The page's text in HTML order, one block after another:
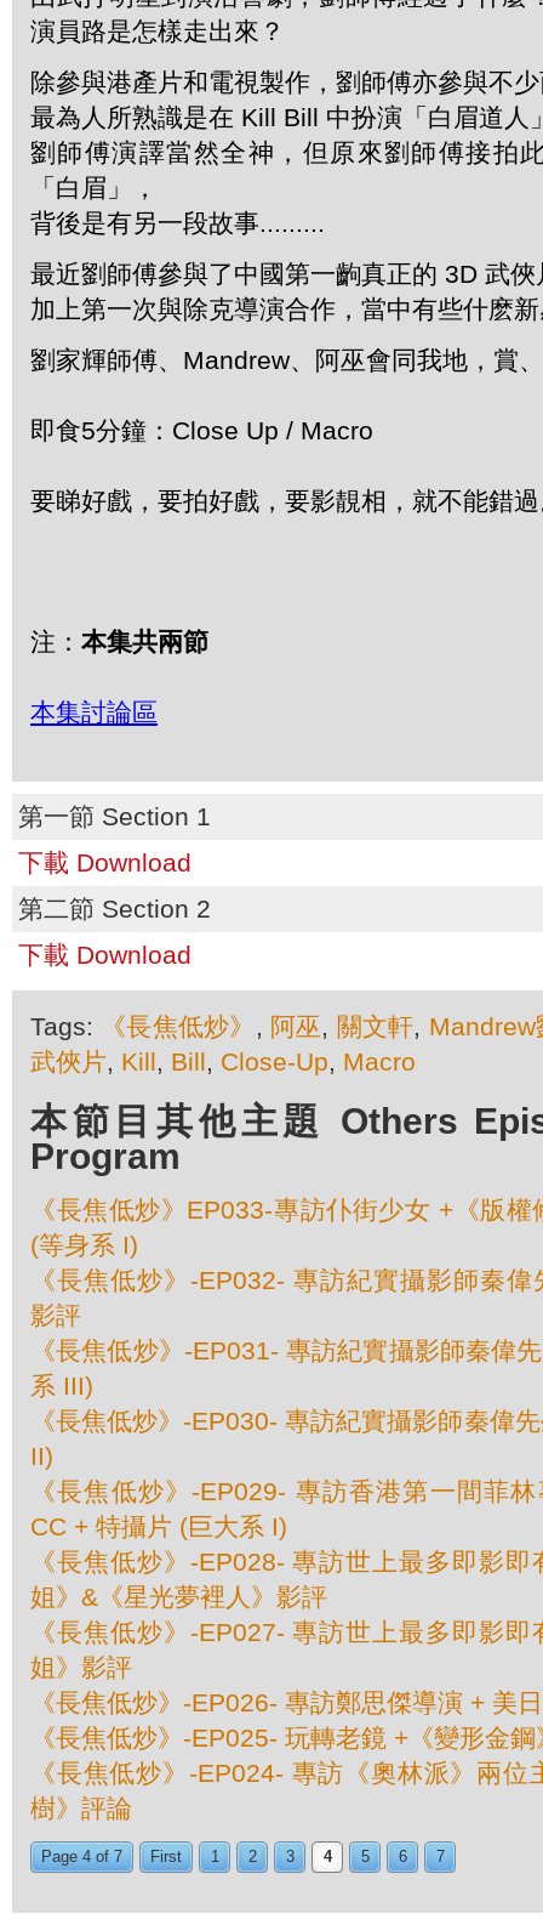
演員路是怎樣走出來？
除參與港產片和電視製作，劉師傅亦參與不
最為人所熟識是在 Kill Bill 中扮演「白眉道人
劉師傅演譯當然全神，但原來劉師傅接拍
「白眉」，
背後是有另一段故事.........
最近劉師傅參與了中國第一齣真正的 3D 武俠
加上第一次與除克導演合作，當中有些什麽
劉家輝師傅、Mandrew、阿巫會同我地，賞
即食5分鐘：Close Up / Macro
要睇好戲，要拍好戲，要影靚相，就不能錯
注： 本集共兩節
本集討論區
第一節 Section 1
下載 Download
第二節 Section 2
下載 Download
Tags: 《長焦低炒》 , 阿巫, 關文軒, Mandrew
武俠片, Kill, Bill, Close-Up, Macro
本節目其他主題 Others
Program
《長焦低炒》EP033-專訪仆街少女 +《版
(等身系 I)
《長焦低炒》-EP032- 專訪紀實攝影師秦
影評
《長焦低炒》-EP031- 專訪紀實攝影師秦偉
系 III)
《長焦低炒》-EP030- 專訪紀實攝影師秦偉
II)
《長焦低炒》-EP029- 專訪香港第一間菲
CC + 特攝片 (巨大系 I)
《長焦低炒》-EP028- 專訪世上最多即影
姐》&《星光夢裡人》影評
《長焦低炒》-EP027- 專訪世上最多即影
姐》影評
《長焦低炒》-EP026- 專訪鄭思傑導演 + 美
《長焦低炒》-EP025- 玩轉老鏡 +《變形金
《長焦低炒》-EP024- 專訪《奧林派》兩
樹》評論
Page 4 of 7 First 1 2 3 4 5 6 7